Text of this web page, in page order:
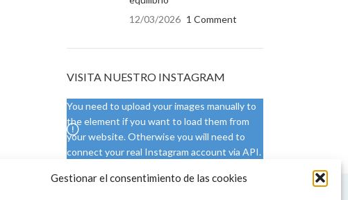
Gestionar el consentimiento de las cookies
12/03/2026 1 Comment
VISITA NUESTRO INSTAGRAM
You need to upload your images manually to
the element if you want to load them from
your website. Otherwise you will need to
connect your real Instagram account via API.
VISÍTA NUESTRA SEDE CONDICIONES DE USO